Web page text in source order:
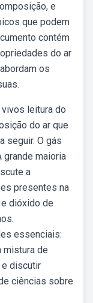
e
que podem
contém
do ar
os
leitura do
do ar que
seguir. O gás
grande maioria
a
presentes na
dióxido de
essenciais:
mistura de
discutir
ciências sobre